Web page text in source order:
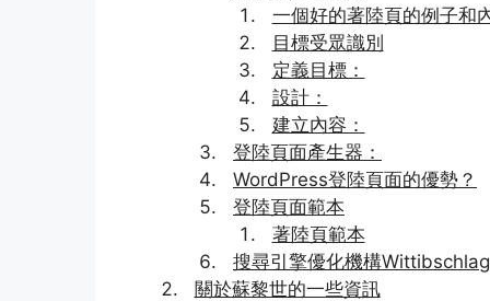
一個好的著陸頁的例子和
目標受眾識別
定義目標：
設計：
建立內容：
登陸頁面產生器：
WordPress登陸頁面的優勢？
登陸頁面範本
著陸頁範本
搜尋引擎優化機構
關於蘇黎世的一些資訊